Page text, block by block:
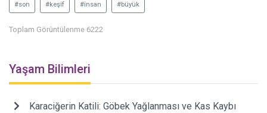
#son #keşif #insan #büyük
Toplam Görüntülenme 6222
Yaşam Bilimleri
Karaciğerin Katili: Göbek Yağlanması ve Kas Kaybı